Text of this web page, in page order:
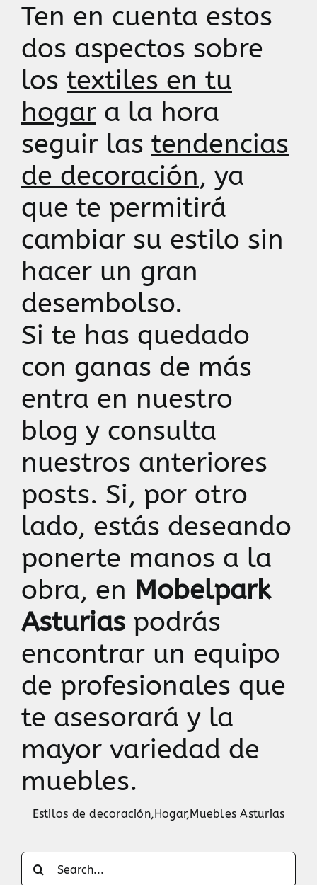
Ten en cuenta estos
dos aspectos sobre
los textiles en tu
hogara la hora
seguir las tendencias
de decoración, ya
que te permitirá
cambiar su estilo sin
hacer un gran
desembolso.
Si te has quedado
con ganas de más
entra en nuestro
blog y consulta
nuestros anteriores
posts. Si, por otro
lado, estás deseando
ponerte manos a la
obra, en Mobelpark
Asturiaspodrás
encontrar un equipo
de profesionales que
te asesorará y la
mayor variedad de
muebles.
Estilos de decoración, Hogar,Muebles Asturias
Search
for: